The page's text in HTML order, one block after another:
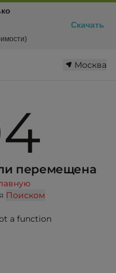
Москва
перемещена
Поиском
a function
Скачать